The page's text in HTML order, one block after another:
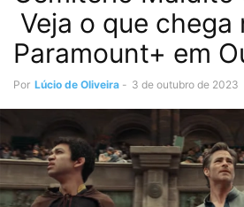
Veja o que chega
Paramount+ em
Por Lúcio de Oliveira - 3 de outubro de 2023